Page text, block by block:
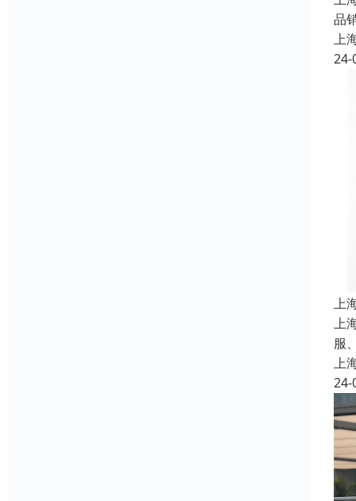
品
上
24-
上
上
服
上
24-